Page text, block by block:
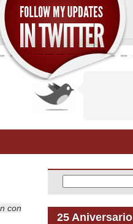
con
25 Aniversario